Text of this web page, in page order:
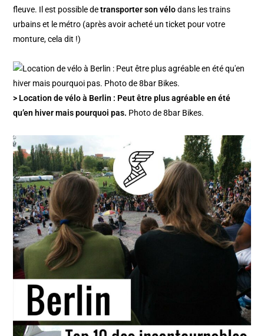
fleuve. Il est possible detransporter son vélodans les trains
urbains et le métro (après avoir acheté un ticket pour votre
monture, cela dit !)
> Location de vélo à Berlin : Peut être plus agréable en été
qu’en hiver mais pourquoi pas. Photo de 8bar Bikes.